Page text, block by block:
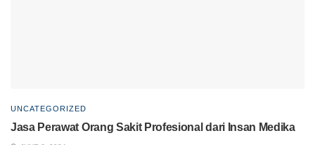
UNCATEGORIZED
Jasa Perawat Orang Sakit Profesional dari Insan Medika